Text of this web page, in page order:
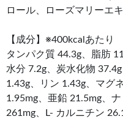
ロール、ローズマリーエキ
【成分】※400kcalあたり
タンパク質 44.3g、脂肪
水分 7.2g、炭水化物
1.43g、リン 1.43g、マグ
1.95mg、亜鉛 21.5mg、
261mg、L- カルニチン